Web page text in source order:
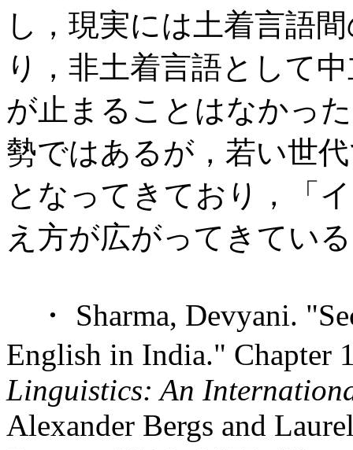
し，現実には土着言語
り，非土着言語として
が止まることはなかっ
勢ではあるが，若い世
となってきており，「
え方が広がってきてい
・ Sharma, Devyani.
English in India." Chapter
Linguistics: An
Alexander Bergs and